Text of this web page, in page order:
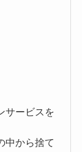
サービスを
中から捨て